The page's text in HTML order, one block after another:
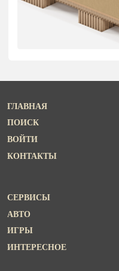
ГЛАВНАЯ
ПОИСК
ВОЙТИ
КОНТАКТЫ
СЕРВИСЫ
АВТО
ИГРЫ
ИНТЕРЕСНОЕ